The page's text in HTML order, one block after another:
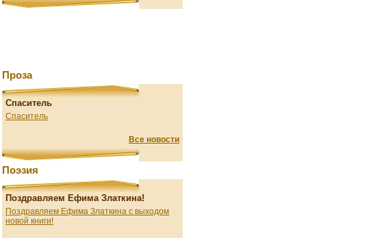
Проза
Спаситель
Спаситель
Все новости
Поэзия
Поздравляем Ефима Златкина!
Поздравляем Ефима Златкина с выходом
новой книги!